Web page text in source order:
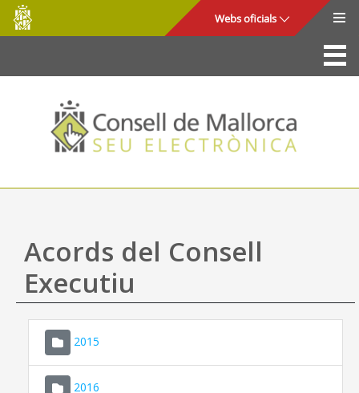
Salta al contingut principal
Consell
de
Mallorca
Webs oficials
La Seu
Consell de Mallorca
Accés i seguretat
Utilitats
Ajuda
Acords del Consell
Executiu
2015
2016